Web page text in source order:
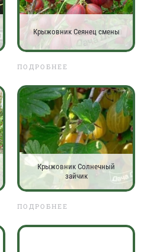
Крыжовник Сеянец смены
ПОДРОБНЕЕ
Крыжовник Солнечный
зайчик
ПОДРОБНЕЕ